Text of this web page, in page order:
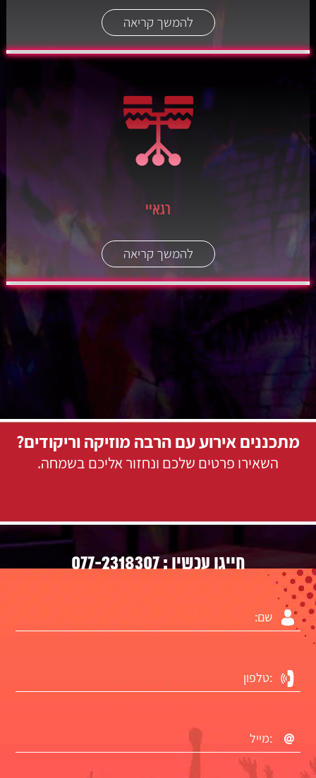
להמשך קריאה
רגאיי
להמשך קריאה
מתכננים אירוע עם הרבה מוזיקה וריקודים?
השאירו פרטים שלכם ונחזור אליכם בשמחה.
חייגו עכשיו :077-2318307